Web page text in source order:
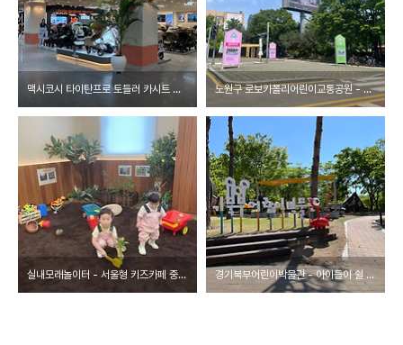
맥시코시 타이탄프로 토들러 카시트 구매후기 - 도봉베이비하우스 노원구 로보카폴리어린이교통공원 - 주차팁, 예약여부, 자전거세척
실내모래놀이터 - 서울형 키즈카페 중랑구 망우본동 3호점(주차,예약팁,무료) 경기북부어린이박물관 - 아이들이 쉴 틈이 없이 놀 수 있는 곳